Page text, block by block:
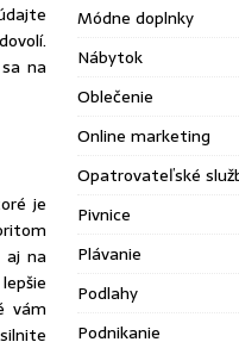
na
je
aj na
vám
Módne doplnky
Nábytok
Oblečenie
Online marketing
Opatrovateľské
Pivnice
Plávanie
Podlahy
Podnikanie